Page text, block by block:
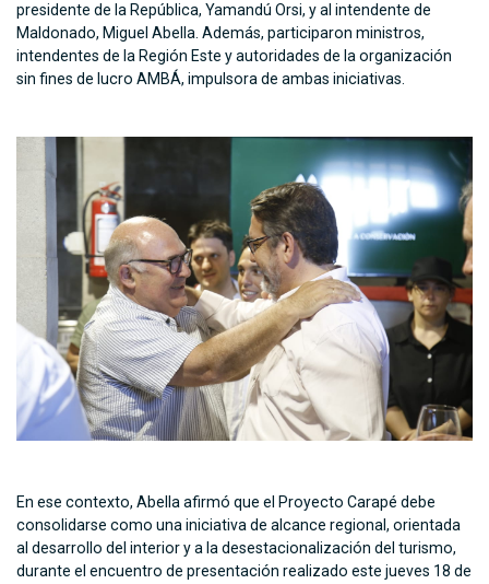
presidente de la República, Yamandú Orsi, y al intendente de
Maldonado, Miguel Abella. Además, participaron ministros,
intendentes de la Región Este y autoridades de la organización
sin fines de lucro AMBÁ, impulsora de ambas iniciativas.
En ese contexto, Abella afirmó que el Proyecto Carapé debe
consolidarse como una iniciativa de alcance regional, orientada
al desarrollo del interior y a la desestacionalización del turismo,
durante el encuentro de presentación realizado este jueves 18 de